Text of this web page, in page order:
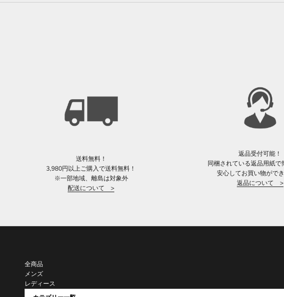
送料無料！
3,980円以上ご購入で送料無料！
※一部地域、離島は対象外
配送について >
返品受付可能！
同梱されている返品用紙で
安心してお買い物ができ
返品について >
全商品
メンズ
レディース